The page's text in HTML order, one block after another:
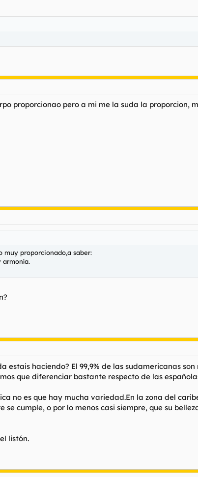
proporcionao pero a mi me la suda la proporcion,
muy proporcionado,a saber:
armonía.
estais haciendo? El 99,9% de las sudamericanas
que diferenciar bastante respecto de las
no es que hay mucha variedad.En la zona del
se cumple, o por lo menos casi siempre, que su
listón.